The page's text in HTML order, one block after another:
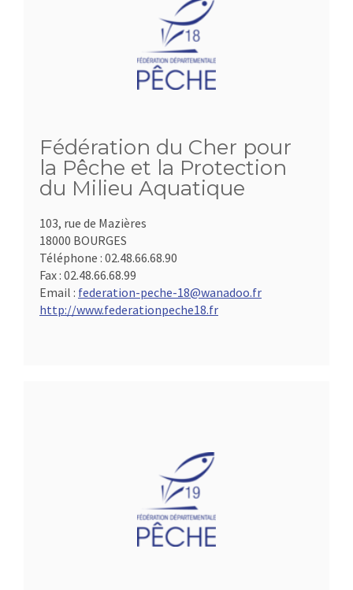
Fédération du Cher pour
la Pêche et la Protection
du Milieu Aquatique
103, rue de Mazières
18000 BOURGES
Téléphone : 02.48.66.68.90
Fax : 02.48.66.68.99
Email : federation-peche-18@wanadoo.fr
http://www.federationpeche18.fr